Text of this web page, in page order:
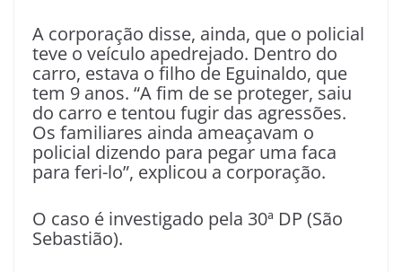
A corporação disse, ainda, que o policial
teve o veículo apedrejado. Dentro do
carro, estava o filho de Eguinaldo, que
tem 9 anos. “A fim de se proteger, saiu
do carro e tentou fugir das agressões.
Os familiares ainda ameaçavam o
policial dizendo para pegar uma faca
para feri-lo”, explicou a corporação.
O caso é investigado pela 30ª DP (São
Sebastião).